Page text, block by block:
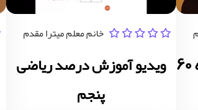
ویدیو آموزش فعالیت صفحه 60
خانم معلم میترا مقدم
ویدیو آموزش درصد ریاضی
پنجم